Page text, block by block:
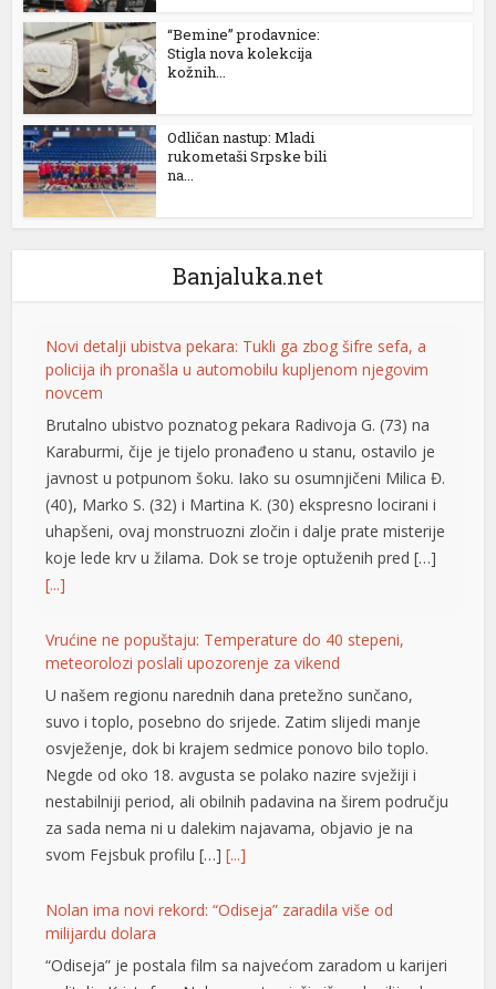
“Bemine” prodavnice:
Stigla nova kolekcija
kožnih...
Odličan nastup: Mladi
rukometaši Srpske bili
na...
Banjaluka.net
Novi detalji ubistva pekara: Tukli ga zbog šifre sefa, a
policija ih pronašla u automobilu kupljenom njegovim
novcem
Brutalno ubistvo poznatog pekara Radivoja G. (73) na
Karaburmi, čije je tijelo pronađeno u stanu, ostavilo je
javnost u potpunom šoku. Iako su osumnjičeni Milica Đ.
(40), Marko S. (32) i Martina K. (30) ekspresno locirani i
uhapšeni, ovaj monstruozni zločin i dalje prate misterije
koje lede krv u žilama. Dok se troje optuženih pred […]
[...]
Vrućine ne popuštaju: Temperature do 40 stepeni,
meteorolozi poslali upozorenje za vikend
U našem regionu narednih dana pretežno sunčano,
suvo i toplo, posebno do srijede. Zatim slijedi manje
osvježenje, dok bi krajem sedmice ponovo bilo toplo.
Negde od oko 18. avgusta se polako nazire svježiji i
nestabilniji period, ali obilnih padavina na širem području
za sada nema ni u dalekim najavama, objavio je na
svom Fejsbuk profilu […][...]
Nolan ima novi rekord: “Odiseja” zaradila više od
milijardu dolara
“Odiseja” je postala film sa najvećom zaradom u karijeri